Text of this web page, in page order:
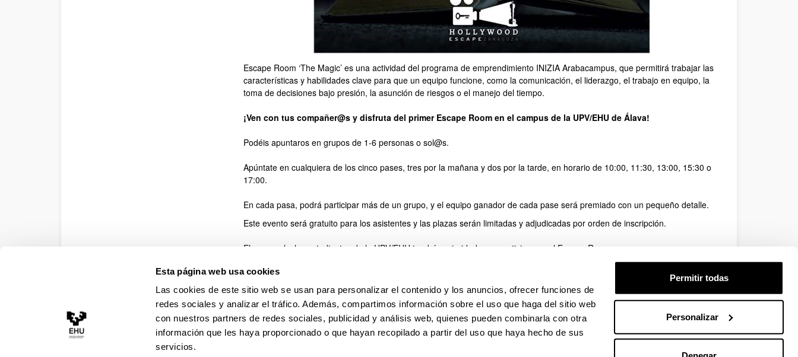
Esta página web usa cookies
Las cookies de este sitio web se usan para personalizar el contenido y los anuncios, ofrecer funciones de
redes sociales y analizar el tráfico. Además, compartimos información sobre el uso que haga del sitio web
con nuestros partners de redes sociales, publicidad y análisis web, quienes pueden combinarla con otra
información que les haya proporcionado o que hayan recopilado a partir del uso que haya hecho de sus
servicios.
Permitir todas
Personalizar
Descripción
Escape Room ‘The Magic’ es una actividad del programa de emprendimiento INIZIA Arabacampus, que permitirá trabajar las
características y habilidades clave para que un equipo funcione, como la comunicación, el liderazgo, el trabajo en equipo, la
toma de decisiones bajo presión, la asunción de riesgos o el manejo del tiempo.
¡Ven con tus compañer@s y disfruta del primer Escape Room en el campus de la UPV/EHU de Álava!
Podéis apuntaros en grupos de 1-6 personas o sol@s.
Apúntate en cualquiera de los cinco pases, tres por la mañana y dos por la tarde, en horario de 10:00, 11:30, 13:00, 15:30 o
17:00.
En cada pasa, podrá participar más de un grupo, y el equipo ganador de cada pase será premiado con un pequeño detalle.
Este evento será gratuito para los asistentes y las plazas serán limitadas y adjudicadas por orden de inscripción.
El personal y los estudiantes de la UPV/EHU tendrán prioridad para participar en el Escape Room.
Registro
Más información
LUGAR: Pabellón Universitario Los Apraiz, 1 01006 Vitoria-Gasteiz